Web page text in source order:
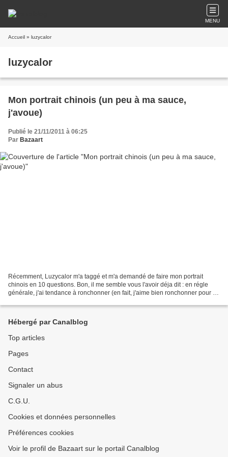
MENU
Accueil » luzycalor
luzycalor
Mon portrait chinois (un peu à ma sauce,
j'avoue)
Publié le 21/11/2011 à 06:25
Par Bazaart
Récemment, Luzycalor m'a taggé et m'a demandé de faire mon portrait
chinois en 10 questions. Bon, il me semble vous l'avoir déja dit : en régle
générale, j'ai tendance à ronchonner (en fait, j'aime bien ronchonner pour la
Hébergé par Canalblog
Top articles
Pages
Contact
Signaler un abus
C.G.U.
Cookies et données personnelles
Préférences cookies
Voir le profil de Bazaart sur le portail Canalblog